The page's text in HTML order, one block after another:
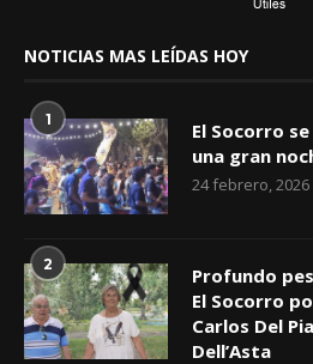
NOTICIAS MAS LEÍDAS HOY
1
El Socorro
una gran
24 febrero, 2026
2
Profundo
El Socorro
Carlos Del
Dell’Asta